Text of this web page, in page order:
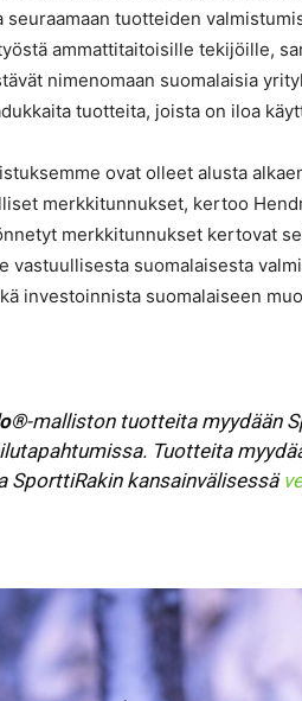
seuraamaan tuotteiden
ammattitaitoisille tekijöille,
nimenomaan suomalaisia
tuotteita, joista on iloa
ovat olleet alusta
merkkitunnukset, kertoo
merkkitunnukset kertovat
vastuullisesta suomalaisesta
investoinnista suomalaiseen
-malliston tuotteita myydään
Tuotteita
SporttiRakin kansainvälisessä